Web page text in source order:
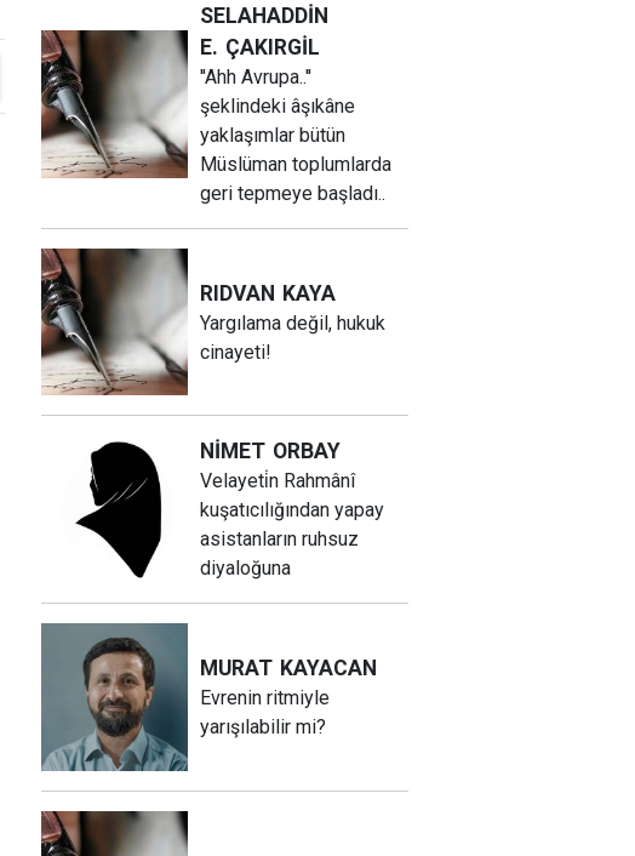
SELAHADDİN
E. ÇAKIRGİL
''Ahh Avrupa..''
şeklindeki âşıkâne
yaklaşımlar bütün
Müslüman toplumlarda
geri tepmeye başladı..
RIDVAN KAYA
Yargılama değil, hukuk
cinayeti!
NİMET ORBAY
Velayeti̇n Rahmânî
kuşatıcılığından yapay
asistanların ruhsuz
diyaloğuna
MURAT KAYACAN
Evrenin ritmiyle
yarışılabilir mi?